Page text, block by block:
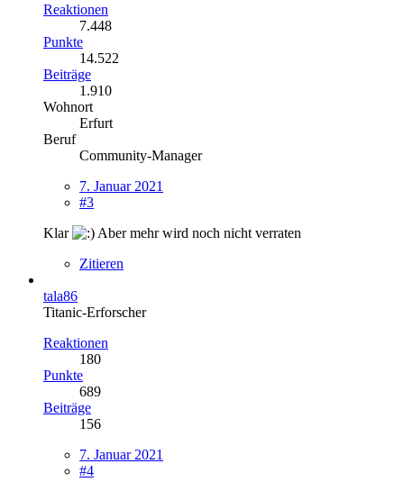
Reaktionen
7.448
Punkte
14.522
Beiträge
1.910
Wohnort
Erfurt
Beruf
Community-Manager
7. Januar 2021
#3
Klar
Aber mehr wird noch nicht verraten
Zitieren
tala86
Titanic-Erforscher
Reaktionen
180
Punkte
689
Beiträge
156
7. Januar 2021
#4